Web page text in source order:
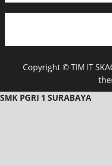
Copyright © TIM IT
SMK PGRI 1 SURABAYA